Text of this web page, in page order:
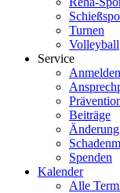
Turnen
Volleyball
Service
Anmelden
Beiträge
Spenden
Kalender
Alle